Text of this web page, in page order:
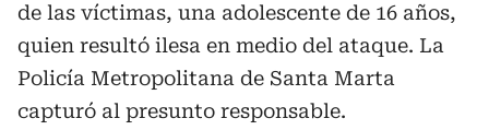
de las víctimas, una adolescente de 16 años,
quien resultó ilesa en medio del ataque. La
Policía Metropolitana de Santa Marta
capturó al presunto responsable.